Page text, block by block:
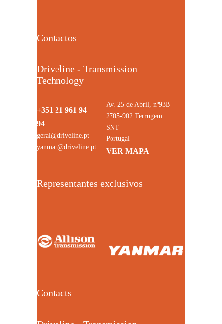
Contactos
Driveline - Transmission
Technology
+351 21 961 94
94
geral@driveline.pt
yanmar@driveline.pt
Av. 25 de Abril, nº93B
2705-902 Terrugem
SNT
Portugal
VER MAPA
Representantes exclusivos
Contacts